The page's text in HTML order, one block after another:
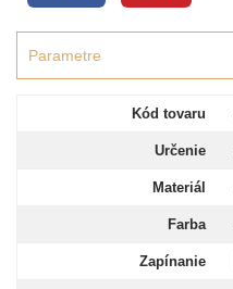
Parametre
Kód tovaru
Určenie
Materiál
Farba
Zapínanie